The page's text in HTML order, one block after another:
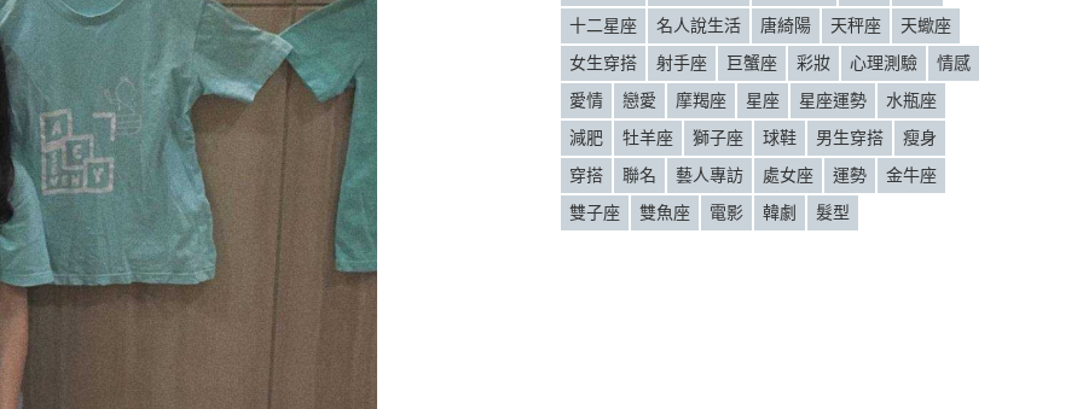
十二星座
名人說生活 唐綺陽 天秤座
天蠍座
女生穿搭
射手座 巨蟹座 彩妝 心理測驗
情感
愛情
戀愛 摩羯座 星座 星座運勢
水瓶座
減肥
牡羊座 獅子座 球鞋 男生穿搭
瘦身
穿搭
聯名 藝人專訪 處女座 運勢
金牛座
雙子座
雙魚座 電影 韓劇 髮型